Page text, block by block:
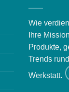
Wie
Ihre
Produkte,
Trends
Werkstatt.